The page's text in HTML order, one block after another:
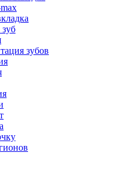
зубов